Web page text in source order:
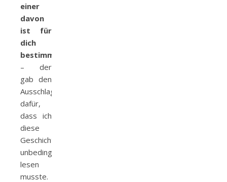
einer
davon
ist für
dich
bestimmt.
– der
gab den
Ausschlag
dafür,
dass ich
diese
Geschichte
unbedingt
lesen
musste.